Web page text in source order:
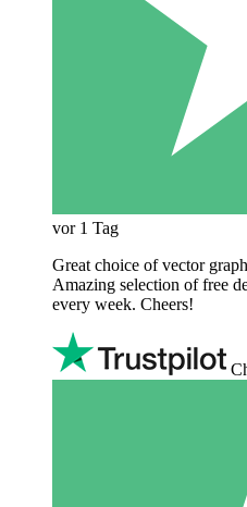
vor 1 Tag
Great choice of vector
Amazing selection of free
every week. Cheers!